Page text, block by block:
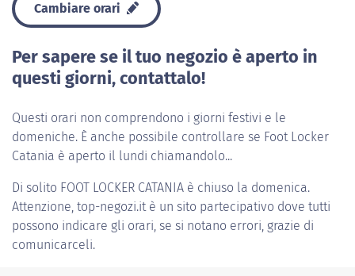
Cambiare orari
Per sapere se il tuo negozio è aperto in
questi giorni, contattalo!
Questi orari non comprendono i giorni festivi e le
domeniche. È anche possibile controllare se Foot Locker
Catania è aperto il lundi chiamandolo...
Di solito FOOT LOCKER CATANIA è chiuso la domenica.
Attenzione, top-negozi.it è un sito partecipativo dove tutti
possono indicare gli orari, se si notano errori, grazie di
comunicarceli.